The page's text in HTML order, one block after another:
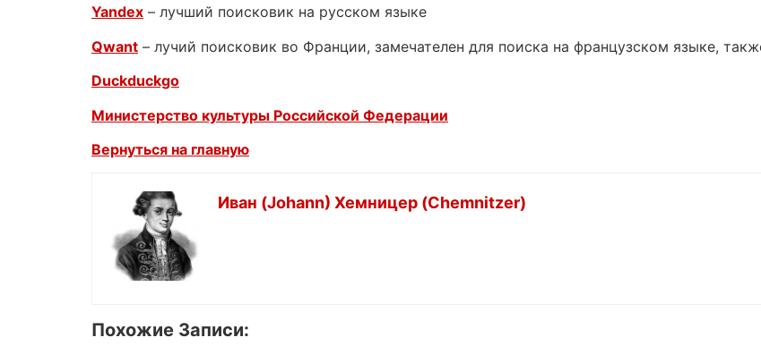
Yandex – лучший поисковик на русском языке
Qwant – лучий поисковик во Франции, замечателен для поиска на французском языке,
Duckduckgo
Министерство культуры Российской Федерации
Вернуться на главную
Иван (Johann) Хемницер (Chemnitzer)
Похожие Записи: